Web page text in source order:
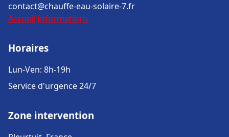
contact@chauffe-eau-solaire-7.fr
Accueil Informations
Horaires
Lun-Ven: 8h-19h
Service d'urgence 24/7
Zone intervention